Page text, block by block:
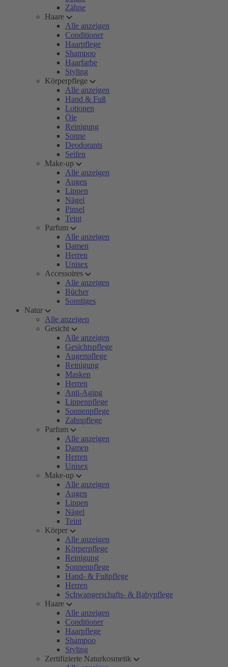
Zähne
Haare
Alle anzeigen
Conditioner
Haarpflege
Shampoo
Haarfarbe
Styling
Körperpflege
Alle anzeigen
Hand & Fuß
Lotionen
Öle
Reinigung
Sonne
Deodorants
Seifen
Make-up
Alle anzeigen
Augen
Lippen
Nägel
Pinsel
Teint
Parfum
Alle anzeigen
Damen
Herren
Unisex
Accessoires
Alle anzeigen
Bücher
Sonstiges
Natur
Alle anzeigen
Gesicht
Alle anzeigen
Gesichtspflege
Augenpflege
Reinigung
Masken
Herren
Anti-Aging
Lippenpflege
Sonnenpflege
Zahnpflege
Parfum
Alle anzeigen
Damen
Herren
Unisex
Make-up
Alle anzeigen
Augen
Lippen
Nägel
Teint
Körper
Alle anzeigen
Körperpflege
Reinigung
Sonnenpflege
Hand- & Fußpflege
Herren
Schwangerschafts- & Babypflege
Haare
Alle anzeigen
Conditioner
Haarpflege
Shampoo
Styling
Zertifizierte Naturkosmetik